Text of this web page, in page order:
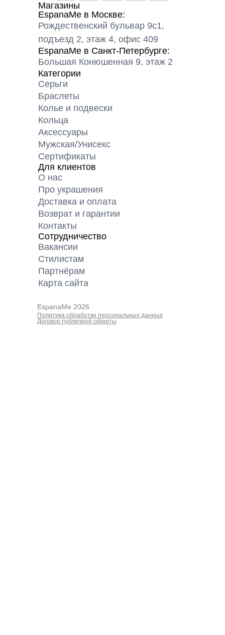
Магазины
EspanaMe в Москве:
Рождественский бульвар 9с1,
подъезд 2, этаж 4, офис 409
EspanaMe в Санкт-Петербурге:
Большая Конюшенная 9, этаж 2
Категории
Серьги
Браслеты
Колье и подвески
Кольца
Аксессуары
Мужская/Унисекс
Сертификаты
Для клиентов
О нас
Про украшения
Доставка и оплата
Возврат и гарантии
Контакты
Сотрудничество
Вакансии
Cтилистам
Партнёрам
Карта cайта
EspanaMe 2026
Политика обработки персональных данных
Договор публичной оферты